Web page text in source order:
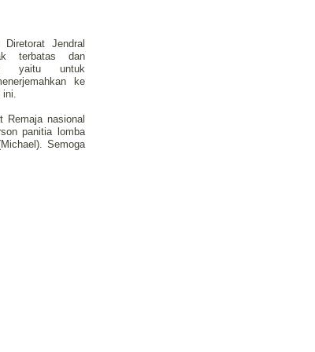
Jendral
terbatas dan
yaitu untuk
ke
ini.
Remaja nasional
panitia lomba
Semoga